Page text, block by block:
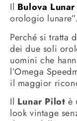
Il Bulova
orologio
Perché si tratta
dei due soli
uomini che
l’Omega
il maggior
Il Lunar Pilot è
look vintage